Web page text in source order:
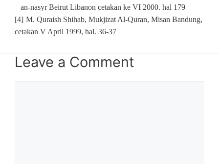
an-nasyr Beirut Libanon cetakan ke VI 2000. hal 179
[4] M. Quraish Shihab, Mukjizat Al-Quran, Misan Bandung,
cetakan V April 1999, hal. 36-37
Leave a Comment